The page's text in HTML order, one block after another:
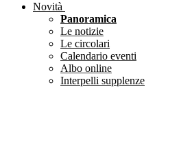
Novità
Panoramica
Le notizie
Le circolari
Calendario eventi
Albo online
Interpelli supplenze